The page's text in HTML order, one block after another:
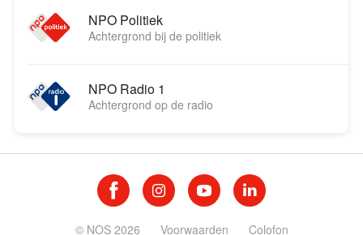
NPO Politiek
Achtergrond bij de politiek
NPO Radio 1
Achtergrond op de radio
© NOS 2026 Voorwaarden Colofon